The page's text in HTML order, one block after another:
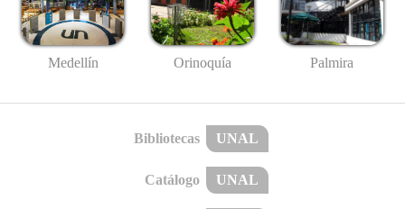
Medellín Orinoquía Palmira
Bibliotecas UNAL
Catálogo UNAL